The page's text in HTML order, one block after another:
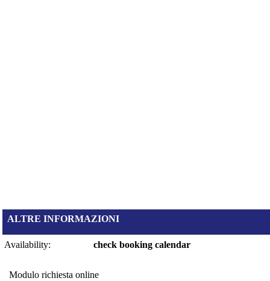
ALTRE INFORMAZIONI
Availability: check booking calendar
Modulo richiesta online